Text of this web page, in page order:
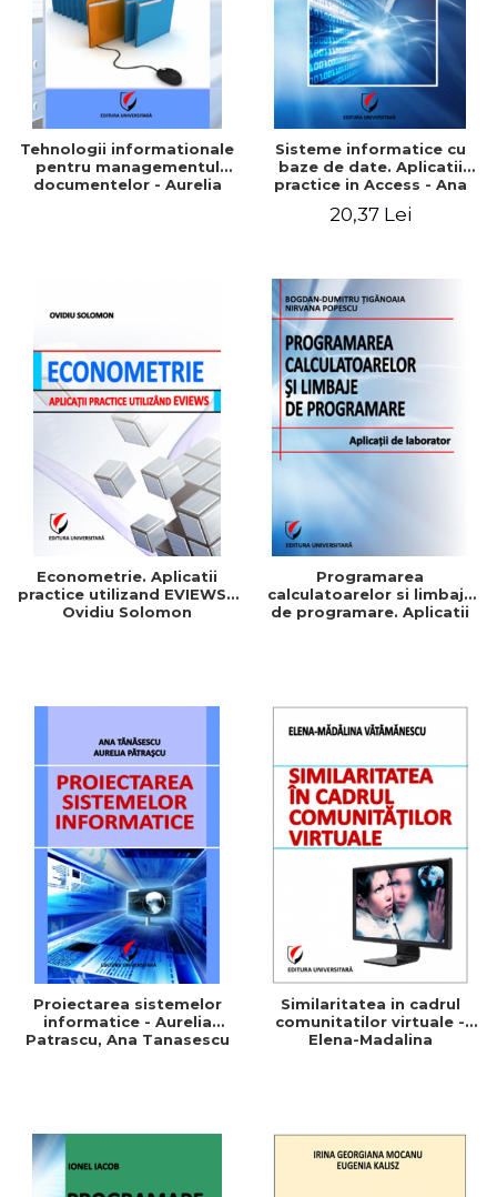
Tehnologii informationale
pentru managementul
documentelor - Aurelia
Sisteme informatice cu
baze de date. Aplicatii
practice in Access - Ana
20,37 Lei
Econometrie. Aplicatii
practice utilizand EVIEWS -
Ovidiu Solomon
Programarea
calculatoarelor si limbaje
de programare. Aplicatii
Proiectarea sistemelor
informatice - Aurelia
Patrascu, Ana Tanasescu
Similaritatea in cadrul
comunitatilor virtuale -
Elena-Madalina